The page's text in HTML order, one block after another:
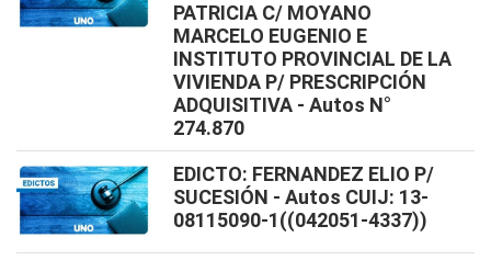
PATRICIA C/ MOYANO
MARCELO EUGENIO E
INSTITUTO PROVINCIAL DE LA
VIVIENDA P/ PRESCRIPCIÓN
ADQUISITIVA - Autos N°
274.870
EDICTO: FERNANDEZ ELIO P/
SUCESIÓN - Autos CUIJ: 13-
08115090-1((042051-4337))